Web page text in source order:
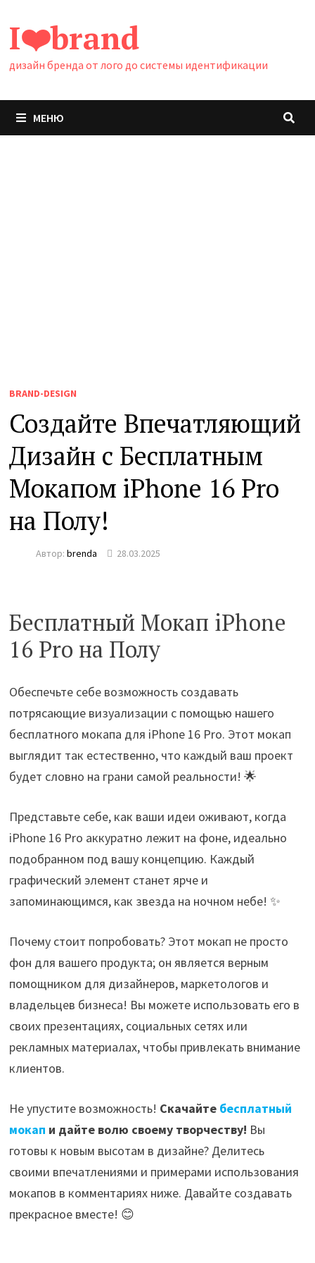
содержимому
I❤️brand
дизайн бренда от лого до системы идентификации
МЕНЮ
BRAND-DESIGN
Создайте Впечатляющий
Дизайн с Бесплатным
Мокапом iPhone 16 Pro
на Полу!
Автор:brenda 28.03.2025
Бесплатный Мокап iPhone
16 Pro на Полу
Обеспечьте себе возможность создавать
потрясающие визуализации с помощью нашего
бесплатного мокапа для iPhone 16 Pro. Этот мокап
выглядит так естественно, что каждый ваш проект
будет словно на грани самой реальности! 🌟
Представьте себе, как ваши идеи оживают, когда
iPhone 16 Pro аккуратно лежит на фоне, идеально
подобранном под вашу концепцию. Каждый
графический элемент станет ярче и
запоминающимся, как звезда на ночном небе! ✨
Почему стоит попробовать? Этот мокап не просто
фон для вашего продукта; он является верным
помощником для дизайнеров, маркетологов и
владельцев бизнеса! Вы можете использовать его в
своих презентациях, социальных сетях или
рекламных материалах, чтобы привлекать внимание
клиентов.
Не упустите возможность! Скачайте бесплатный
мокап и дайте волю своему творчеству! Вы
готовы к новым высотам в дизайне? Делитесь
своими впечатлениями и примерами использования
мокапов в комментариях ниже. Давайте создавать
прекрасное вместе! 😊